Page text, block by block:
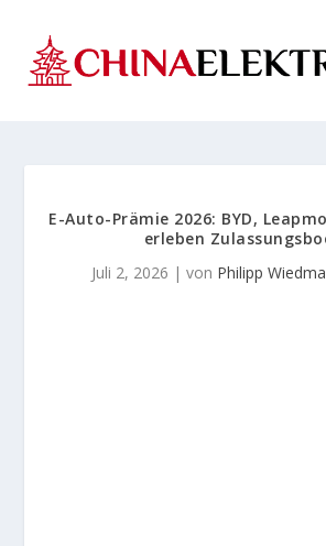
E-Auto-Prämie 2026: BYD,
erleben
Juli 2, 2026 | von Philipp